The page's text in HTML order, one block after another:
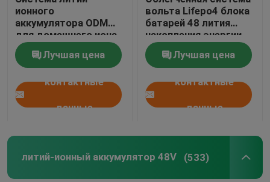
с инвертора решетки
Глубокая батарея лития цикла
батарея геля 12V
Mono панели PV
ионного
аккумулятора ODM
для домашнего иона
UL1642 солнечной
энергии 100Ah 200Ah
Li
Лучшая цена
контактные
данные
вольта Lifepo4 блока
батарей 48 лития
накопления энергии
солнечная домашняя
Лучшая цена
контактные
данные
литий-ионный аккумулятор 48V (533)